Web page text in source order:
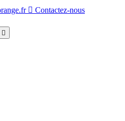
 Contactez-nous
